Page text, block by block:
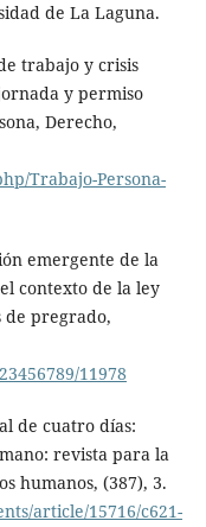
de La Laguna.
trabajo y crisis
y permiso
Derecho,
Trabajo-Persona-
emergente de la
contexto de la ley
de pregrado,
11978
de cuatro días:
revista para la
humanos, (387), 3.
article/15716/c621-